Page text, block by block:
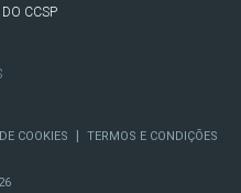
CCSP
COOKIES | TERMOS E CONDIÇÕES